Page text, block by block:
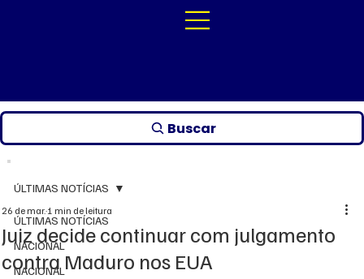
Buscar
ÚLTIMAS NOTÍCIAS
NACIONAL
NACIONAL
ÚLTIMAS NOTÍCIAS
Juiz decide continuar com julgamento
contra Maduro nos EUA
26 de mar.1 min de leitura